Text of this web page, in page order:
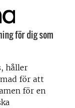
för dig som
håller
för att
för en